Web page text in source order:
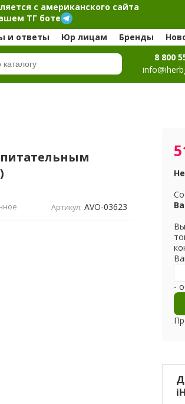
с американского сайта
ТГ боте
и ответы Юр лицам Бренды
8 800
питательным
Артикул: AVO-03623
-